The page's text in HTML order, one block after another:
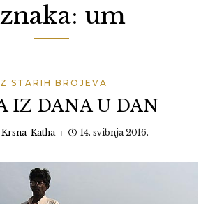
um
STARIH BROJEVA
IZ DANA U DAN
Krsna-Katha 14. svibnja 2016.